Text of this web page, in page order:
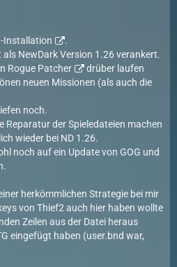
Installation
.
NewDark Version 1.26 verankert.
Rogue Patcher
drüber laufen
neuen Missionen (als auch die
noch.
Reparatur der Spieledateien machen
wieder bei ND 1.26.
noch auf ein Update von GOG und
herkömmlichen Strategie bei mir
von Thief2 auch hier haben wollte
Zeilen aus der Datei heraus
eingefügt haben (user.bnd war,